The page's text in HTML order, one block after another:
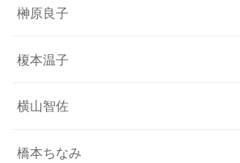
榊原良子
榎本温子
横山智佐
橋本ちなみ